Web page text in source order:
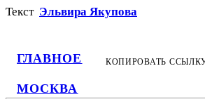
ГЛАВНОЕ
МОСКВА
Текст Эльвира Якупова
КОПИРОВАТЬ